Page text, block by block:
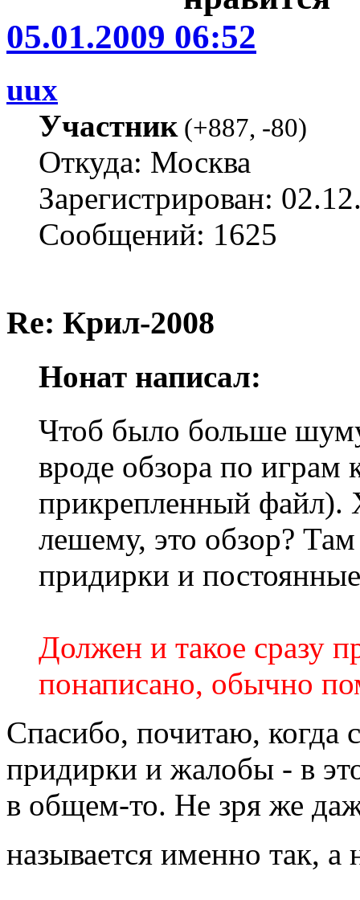
05.01.2009 06:52
uux
Участник(+887, -80)
Откуда: Москва
Зарегистрирован:
Сообщений: 1625
Re: Крил-2008
Нонат написал:
Чтоб было больше
вроде обзора по играм
прикрепленный файл).
лешему, это обзор?
придирки и
Должен и такое сразу
понаписано, обычно
Спасибо, почитаю, когда
придирки и жалобы - в
в общем-то. Не зря же
называется именно так, а